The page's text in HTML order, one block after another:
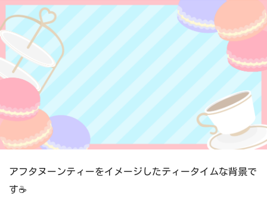
アフタヌーンティーをイメージしたティータイムな背景で
す☕